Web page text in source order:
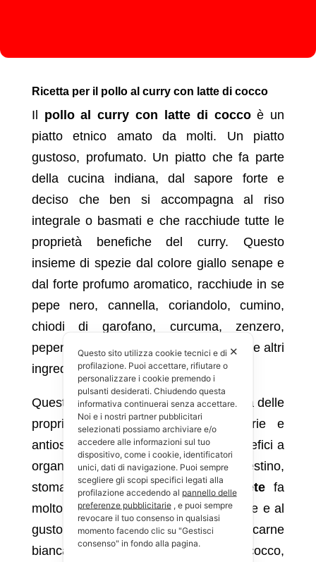
Ricetta per il pollo al curry con latte di cocco
Il pollo al curry con latte di coccoè un
piatto etnico amato da molti. Un piatto
gustoso, profumato. Un piatto che fa parte
della cucina indiana, dal sapore forte e
deciso che ben si accompagna al riso
integrale o basmati e che racchiude tutte le
proprietà benefiche del curry. Questo
insieme di spezie dal colore giallo senape e
dal forte profumo aromatico, racchiude in se
pepe nero, cannella, coriandolo, cumino,
chiodi di garofano, curcuma, zenzero,
peperoncino, noce moscata, zafferano e altri
ingredienti che possono variare.
Questa spezia unita ad altri alimenti, ha delle
proprietà disinfettanti, antinfiammatorie e
antiossidanti, è in grado di portare benefici a
organi come: cuore, fegato, intestino,
stomaco, e anche in caso didiabete fa
molto bene. Se alle proprietà benefiche e al
gusto deciso del curry, uniamo il pollo, carne
bianca e leggera e il latte di cocco,
✕
Questo sito utilizza cookie tecnici e di
profilazione. Puoi accettare, rifiutare o
personalizzare i cookie premendo i
pulsanti desiderati. Chiudendo questa
informativa continuerai senza accettare.
Noi e i nostri partner pubblicitari
selezionati possiamo archiviare e/o
accedere alle informazioni sul tuo
dispositivo, come i cookie, identificatori
unici, dati di navigazione. Puoi sempre
scegliere gli scopi specifici legati alla
profilazione accedendo al pannello delle
preferenze pubblicitarie, e puoi sempre
revocare il tuo consenso in qualsiasi
momento facendo clic su "Gestisci
consenso" in fondo alla pagina.